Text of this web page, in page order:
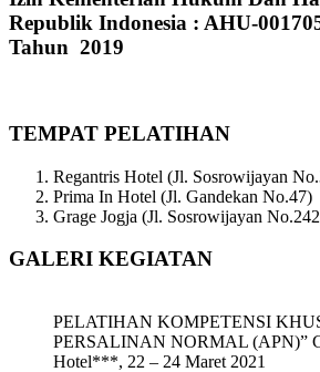
Republik Indonesia : AHU-
Tahun 2019
TEMPAT PELATIHAN
Regantris Hotel (Jl. Sosrowijayan
Prima In Hotel (Jl. Gandekan No.47)
Grage Jogja (Jl. Sosrowijayan
GALERI KEGIATAN
PELATIHAN KOMPETENSI
PERSALINAN NORMAL (APN)”
Hotel***, 22 – 24 Maret 2021